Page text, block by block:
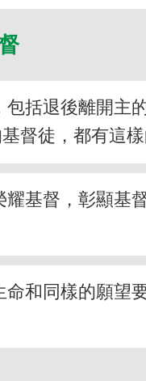
括退後離開主
督徒，都有這樣
基督，彰顯基
和同樣的願望